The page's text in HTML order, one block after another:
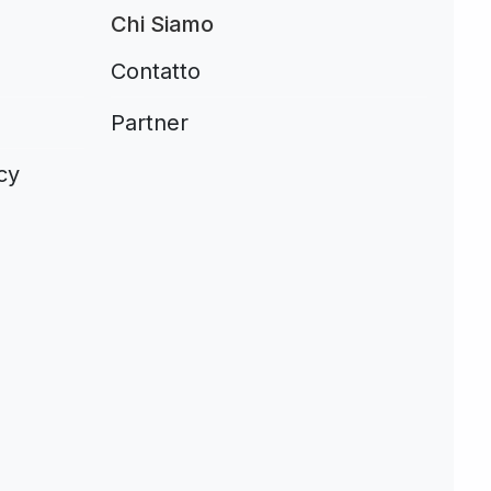
Chi Siamo
Contatto
Partner